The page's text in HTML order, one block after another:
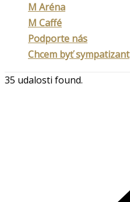
M Aréna
M Caffé
Podporte nás
Chcem byť sympatizant
35 udalosti found.